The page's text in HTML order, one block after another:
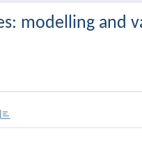
modelling and